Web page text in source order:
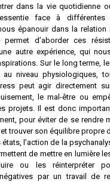
dans la vie quotidienne
face à
épanouir dans la relation
permet d’aborder ces
autre expérience, qui
Sur le long terme,
niveau physiologiques,
peut agir directement
le mal-être ou
projets. Il est donc
pour éviter de se rendre
trouver son équilibre propre
états, l’action de la
de mettre en lumière
ou les réinterpréter
par un travail de